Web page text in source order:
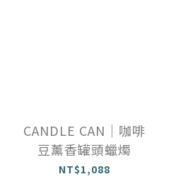
CANDLE CAN｜咖啡
豆薰香罐頭蠟燭
NT$1,088